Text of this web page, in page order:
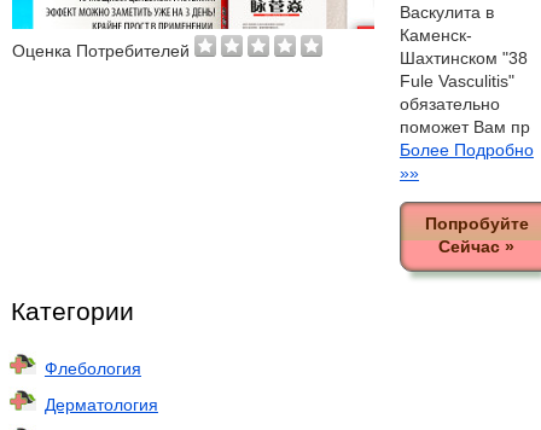
Оценка Потребителей
Васкулита в
Каменск-
Шахтинском "38
Fule Vasculitis"
обязательно
поможет Вам пр
Более Подробно
»»
Попробуйте
Сейчас »
Категории
Флебология
Дерматология